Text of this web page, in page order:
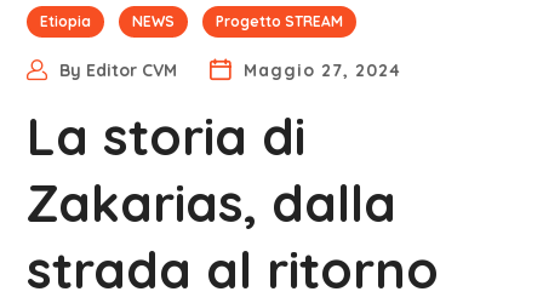
Etiopia NEWS Progetto STREAM
By Editor CVM Maggio 27, 2024
La storia di
Zakarias, dalla
strada al ritorno